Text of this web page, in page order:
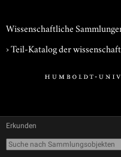
Wissenschaftliche
› Teil-Katalog der
Erkunden